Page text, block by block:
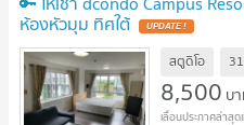
ห้องหัวมุม ทิศใต้
สตูดิโอ
8,500 บ